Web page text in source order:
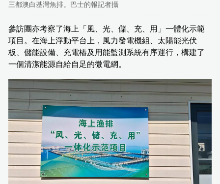
三都澳白基灣魚排。巴士的報記者攝
參訪團亦考察了海上「風、光、儲、充、用」一體化示範
項目。在海上浮動平台上，風力發電機組、太陽能光伏
板、儲能設備、充電樁及用能監測系統有序運行，構建了
一個清潔能源自給自足的微電網。